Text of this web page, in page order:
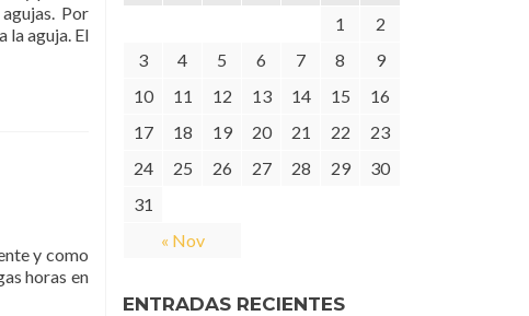
Por
la aguja. El
y como
horas en
« Nov
1
2
3
4 5 6 7 8
9
10
11 12 13 14 15
16
17
18 19 20 21 22
23
24
25 26 27 28 29
30
31
ENTRADAS RECIENTES